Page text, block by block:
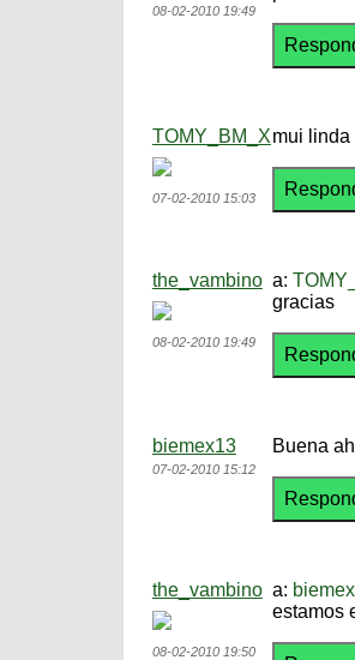
08-02-2010 19:49
TOMY_BM_X
07-02-2010 15:03
mui
the_vambino
08-02-2010 19:49
a:
gracias
biemex13
07-02-2010 15:12
Buena
the_vambino
08-02-2010 19:50
a:
estamos